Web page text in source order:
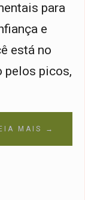
para
e
está no
pelos picos,
MAIS →